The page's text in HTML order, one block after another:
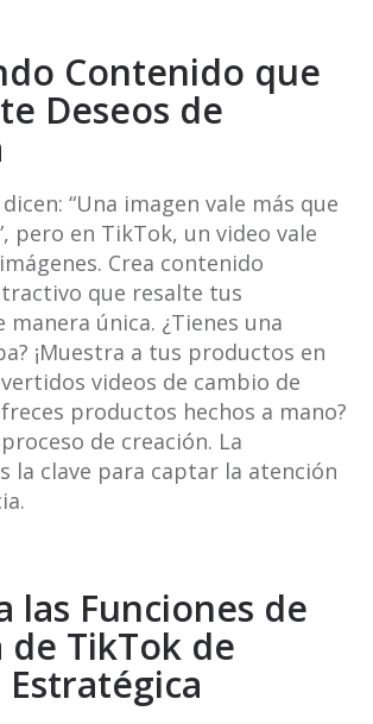
Contenido que
Deseos de
“Una imagen vale más que
pero en TikTok, un video vale
Crea contenido
que resalte tus
única. ¿Tienes una
¡Muestra a tus productos en
videos de cambio de
productos hechos a mano?
de creación. La
la clave para captar la atención
las Funciones de
de TikTok de